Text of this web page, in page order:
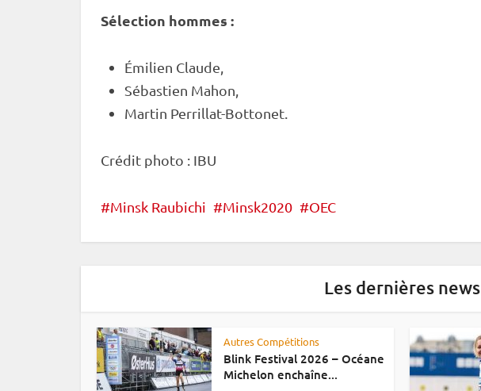
Sélection hommes :
Émilien Claude,
Sébastien Mahon,
Martin Perrillat-Bottonet.
Crédit photo : IBU
Minsk Raubichi Minsk2020 OEC
Les dernières news
Autres Compétitions
Blink Festival 2026 – Océane
Michelon enchaîne...